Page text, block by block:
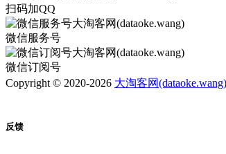
扫码加QQ
微信服务号
微信订阅号
Copyright © 2020-2026 大淘客网(dataoke.wang)
反馈